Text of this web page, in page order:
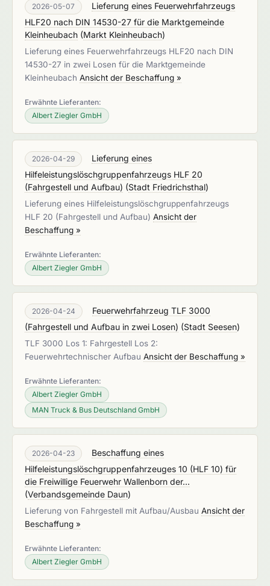
2026-05-07
Lieferung eines Feuerwehrfahrzeugs
HLF20 nach DIN 14530-27 für die Marktgemeinde
Kleinheubach (Markt Kleinheubach)
Lieferung eines Feuerwehrfahrzeugs HLF20 nach DIN
14530-27 in zwei Losen für die Marktgemeinde
Kleinheubach Ansicht der Beschaffung »
Erwähnte Lieferanten:
Albert Ziegler GmbH
2026-04-29
Lieferung eines
Hilfeleistungslöschgruppenfahrzeugs HLF 20
(Fahrgestell und Aufbau) (Stadt Friedrichsthal)
Lieferung eines Hilfeleistungslöschgruppenfahrzeugs
HLF 20 (Fahrgestell und Aufbau) Ansicht der
Beschaffung »
Erwähnte Lieferanten:
Albert Ziegler GmbH
2026-04-24
Feuerwehrfahrzeug TLF 3000
(Fahrgestell und Aufbau in zwei Losen) (Stadt Seesen)
TLF 3000 Los 1: Fahrgestell Los 2:
Feuerwehrtechnischer Aufbau Ansicht der Beschaffung »
Erwähnte Lieferanten:
Albert Ziegler GmbH
MAN Truck & Bus Deutschland GmbH
2026-04-23
Beschaffung eines
Hilfeleistungslöschgruppenfahrzeuges 10 (HLF 10) für
die Freiwillige Feuerwehr Wallenborn der...
(Verbandsgemeinde Daun)
Lieferung von Fahrgestell mit Aufbau/Ausbau Ansicht der
Beschaffung »
Erwähnte Lieferanten:
Albert Ziegler GmbH